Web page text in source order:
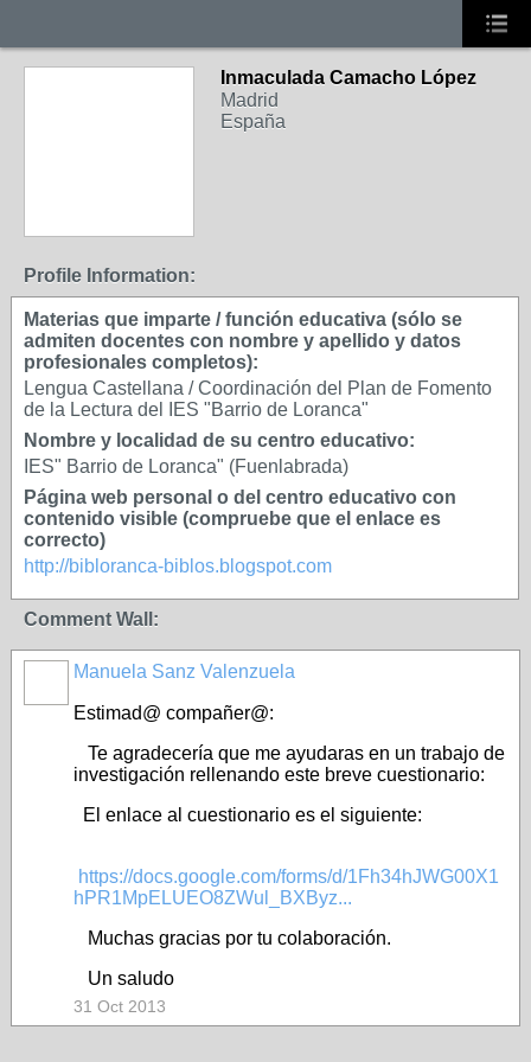
Inmaculada Camacho López
Madrid
España
Profile Information:
Materias que imparte / función educativa (sólo se
admiten docentes con nombre y apellido y datos
profesionales completos):
Lengua Castellana / Coordinación del Plan de Fomento
de la Lectura del IES "Barrio de Loranca"
Nombre y localidad de su centro educativo:
IES" Barrio de Loranca" (Fuenlabrada)
Página web personal o del centro educativo con
contenido visible (compruebe que el enlace es
correcto)
http://bibloranca-biblos.blogspot.com
Comment Wall:
Manuela Sanz Valenzuela
Estimad@ compañer@:
Te agradecería que me ayudaras en un trabajo de
investigación rellenando este breve cuestionario:
El enlace al cuestionario es el siguiente:
https://docs.google.com/forms/d/1Fh34hJWG00X1
hPR1MpELUEO8ZWul_BXByz...
Muchas gracias por tu colaboración.
Un saludo
31 Oct 2013